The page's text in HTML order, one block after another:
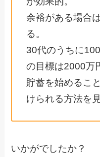
余裕がある場合
る。
30代のうちに
の目標は2000万
貯蓄を始めるこ
けられる方法を
いかがでしたか？